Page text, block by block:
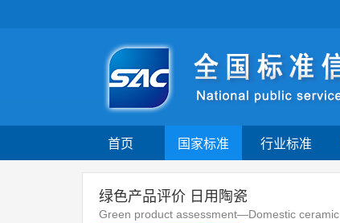
首页 国家标准 行业标准
绿色产品评价 日用陶瓷
Green product assessment—Domestic ceramic